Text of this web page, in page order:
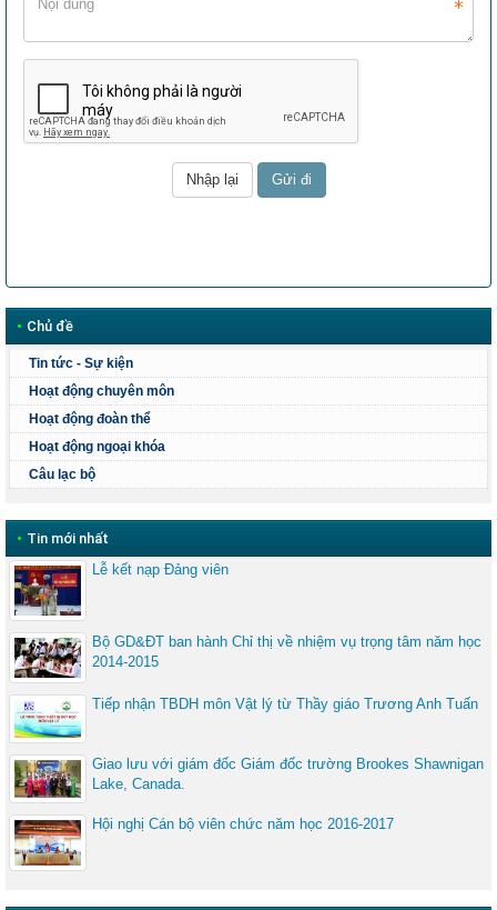
• Chủ đề
Tin tức - Sự kiện
Hoạt động chuyên môn
Hoạt động đoàn thể
Hoạt động ngoại khóa
Câu lạc bộ
• Tin mới nhất
Lễ kết nạp Đảng viên
Bộ GD&ĐT ban hành Chỉ thị về nhiệm vụ trọng tâm năm học
2014-2015
Tiếp nhận TBDH môn Vật lý từ Thầy giáo Trương Anh Tuấn
Giao lưu với giám đốc Giám đốc trường Brookes Shawnigan
Lake, Canada.
Hội nghị Cán bộ viên chức năm học 2016-2017